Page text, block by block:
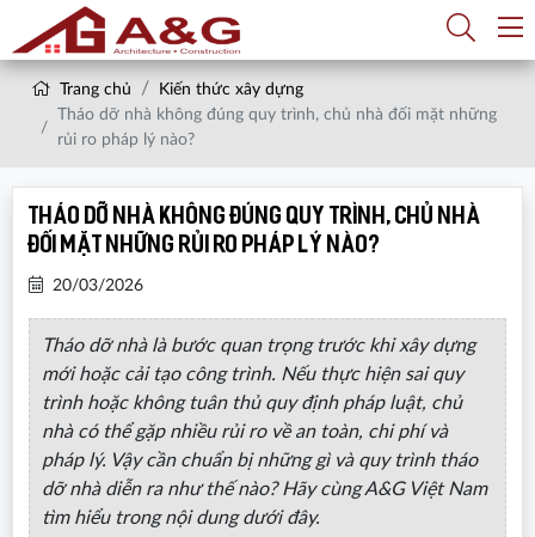
Trang chủ
Kiến thức xây dựng
Tháo dỡ nhà không đúng quy trình, chủ nhà đối mặt những
rủi ro pháp lý nào?
Tháo dỡ nhà không đúng quy trình, chủ nhà
đối mặt những rủi ro pháp lý nào?
20/03/2026
Tháo dỡ nhà là bước quan trọng trước khi xây dựng
mới hoặc cải tạo công trình. Nếu thực hiện sai quy
trình hoặc không tuân thủ quy định pháp luật, chủ
nhà có thể gặp nhiều rủi ro về an toàn, chi phí và
pháp lý. Vậy cần chuẩn bị những gì và quy trình tháo
dỡ nhà diễn ra như thế nào? Hãy cùng A&G Việt Nam
tìm hiểu trong nội dung dưới đây.